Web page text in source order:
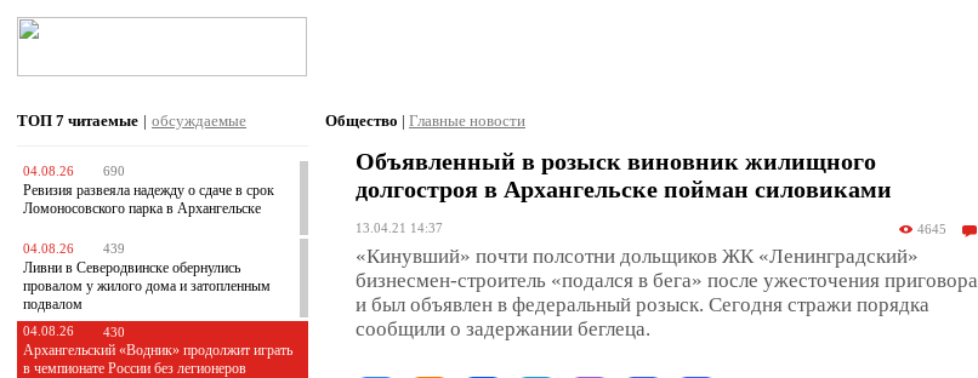
ТОП 7 читаемые | обсуждаемые
04.08.26 690
Ревизия развеяла надежду о сдаче в срок
Ломоносовского парка в Архангельске
04.08.26 439
Ливни в Северодвинске обернулись
провалом у жилого дома и затопленным
подвалом
04.08.26 430
Архангельский «Водник» продолжит играть
в чемпионате России без легионеров
Общество | Главные новости
Объявленный в розыск виновник жилищного
долгостроя в Архангельске пойман силовиками
13.04.21 14:37 4645
«Кинувший» почти полсотни дольщиков ЖК «Ленинградский»
бизнесмен-строитель «подался в бега» после ужесточения приговора
и был объявлен в федеральный розыск. Сегодня стражи порядка
сообщили о задержании беглеца.